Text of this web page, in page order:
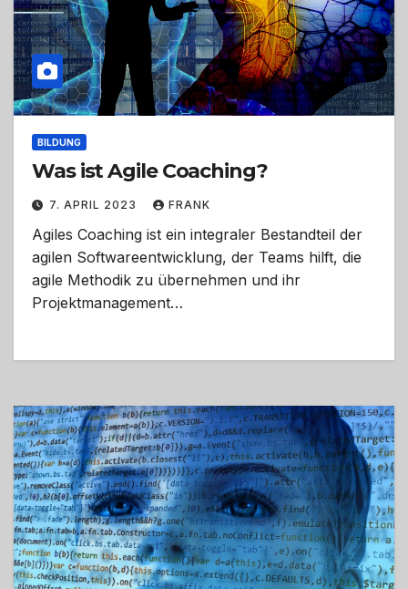
BILDUNG
Was ist Agile Coaching?
7. APRIL 2023 FRANK
Agiles Coaching ist ein integraler Bestandteil der
agilen Softwareentwicklung, der Teams hilft, die
agile Methodik zu übernehmen und ihr
Projektmanagement…